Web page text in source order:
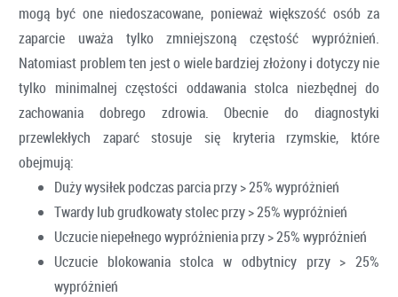
mogą być one niedoszacowane, ponieważ większość osób za
zaparcie uważa tylko zmniejszoną częstość wypróżnień.
Natomiast problem ten jest o wiele bardziej złożony i dotyczy nie
tylko minimalnej częstości oddawania stolca niezbędnej do
zachowania dobrego zdrowia. Obecnie do diagnostyki
przewlekłych zaparć stosuje się kryteria rzymskie, które
obejmują:
Duży wysiłek podczas parcia przy > 25% wypróżnień
Twardy lub grudkowaty stolec przy > 25% wypróżnień
Uczucie niepełnego wypróżnienia przy > 25% wypróżnień
Uczucie blokowania stolca w odbytnicy przy > 25%
wypróżnień